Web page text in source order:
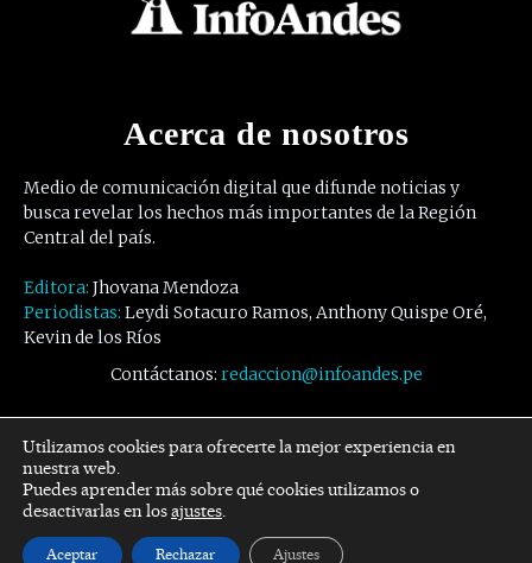
Acerca de nosotros
Medio de comunicación digital que difunde noticias y
busca revelar los hechos más importantes de la Región
Central del país.
Editora: Jhovana Mendoza
Periodistas: Leydi Sotacuro Ramos, Anthony Quispe Oré,
Kevin de los Ríos
Contáctanos: redaccion@infoandes.pe
Síguenos
Facebook Twitter Youtube
Utilizamos cookies para ofrecerte la mejor experiencia en
nuestra web.
Puedes aprender más sobre qué cookies utilizamos o
desactivarlas en losajustes.
Aceptar Rechazar Ajustes